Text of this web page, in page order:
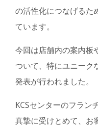
の活性化につなげるた
ています。
今回は店舗内の案内板
ついて、特にユニーク
発表が行われました。
KCSセンターのフラン
真摯に受けとめて、お